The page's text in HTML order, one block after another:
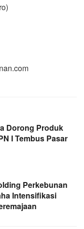
Dorong Produk
I Tembus Pasar
Perkebunan
Intensifikasi